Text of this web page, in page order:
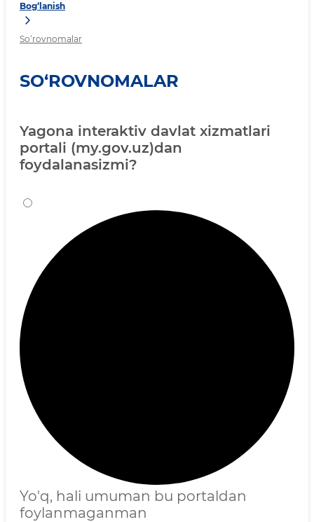
Bog‘lanish
So‘rovnomalar
SO‘ROVNOMALAR
Yagona interaktiv davlat xizmatlari
portali (my.gov.uz)dan
foydalanasizmi?
Yo'q, hali umuman bu portaldan
foylanmaganman